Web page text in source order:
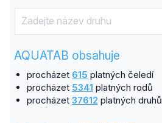
AQUATAB obsahuje
procházet 615 platných čeledí
procházet 5341 platných rodů
procházet 37612 platných druhů